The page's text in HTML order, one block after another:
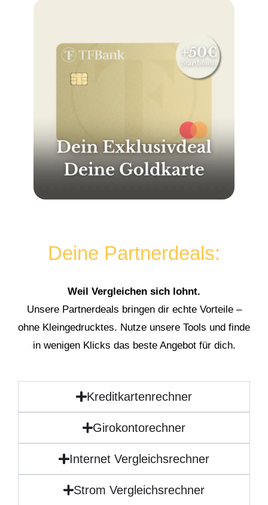
Deine Partnerdeals:
Weil Vergleichen sich lohnt.
Unsere Partnerdeals bringen dir echte Vorteile –
ohne Kleingedrucktes. Nutze unsere Tools und finde
in wenigen Klicks das beste Angebot für dich.
Kreditkartenrechner
Girokontorechner
Internet Vergleichsrechner
Strom Vergleichsrechner